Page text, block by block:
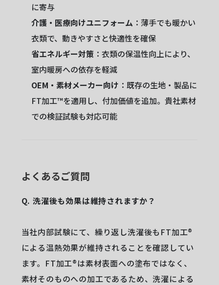
に寄与
介護・医療向けユニフォーム ：薄手でも暖かい
衣類で、動きやすさと快適性を確保
省エネルギー対策：衣類の保温性向上により、
室内暖房への依存を軽減
OEM・素材メーカー向け ：既存の生地・製品に
FT加工™︎を適用し、付加価値を追加。貴社素材
での検証試験も対応可能
よくあるご質問
Q. 洗濯後も効果は維持されますか？
当社内部試験にて、繰り返し洗濯後もFT加工®
による温熱効果が維持されることを確認してい
ます。FT加工®は素材表面への塗布ではなく、
素材そのものへの加工であるため、洗濯による